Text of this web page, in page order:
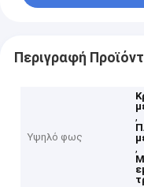
Περιγραφή
Υψηλό φως
,
,